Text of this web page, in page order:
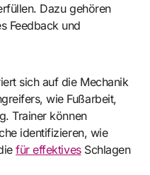
Dazu gehören
Feedback und
sich auf die Mechanik
wie Fußarbeit,
Trainer können
identifizieren, wie
für effektivesSchlagen